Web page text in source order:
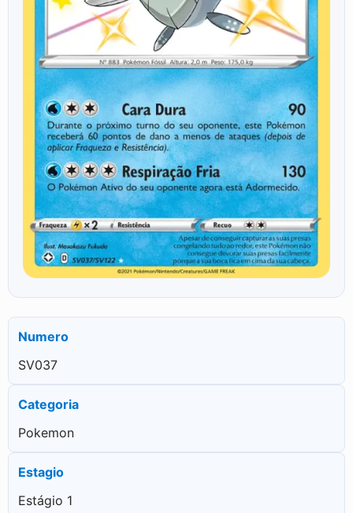
Numero
SV037
Categoria
Pokemon
Estagio
Estágio 1